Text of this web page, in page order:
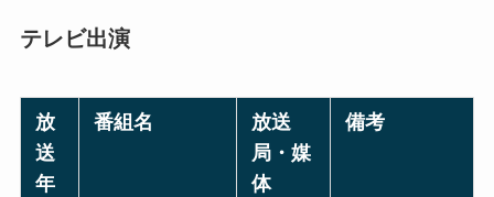
テレビ出演
放
送
年
番組名
放送
局・媒
体
備考